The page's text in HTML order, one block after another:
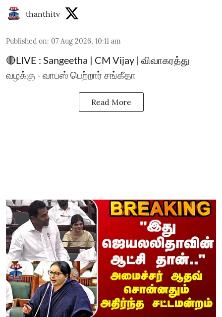
thanthitv
Published on: 07 Aug 2026, 10:11 am
🔴LIVE : Sangeetha | CM Vijay | விவாகரத்து
வழக்கு - வாபஸ் பெற்றார் சங்கீதா
Read More